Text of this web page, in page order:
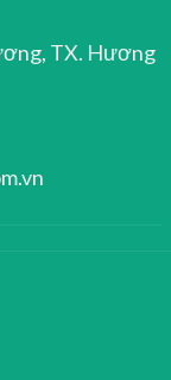
TX. Hương